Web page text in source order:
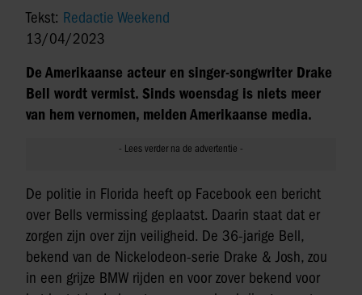
Tekst: Redactie Weekend
13/04/2023
De Amerikaanse acteur en singer-songwriter Drake
Bell wordt vermist. Sinds woensdag is niets meer
van hem vernomen, melden Amerikaanse media.
De politie in Florida heeft op Facebook een bericht
over Bells vermissing geplaatst. Daarin staat dat er
zorgen zijn over zijn veiligheid. De 36-jarige Bell,
bekend van de Nickelodeon-serie Drake & Josh, zou
in een grijze BMW rijden en voor zover bekend voor